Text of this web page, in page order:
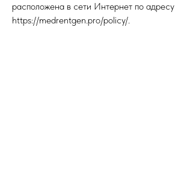
расположена в сети Интернет по адресу
https://medrentgen.pro/policy/.